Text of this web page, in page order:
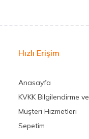
Hızlı Erişim
Anasayfa
KVKK Bilgilendirme
Müşteri Hizmetleri
Sepetim